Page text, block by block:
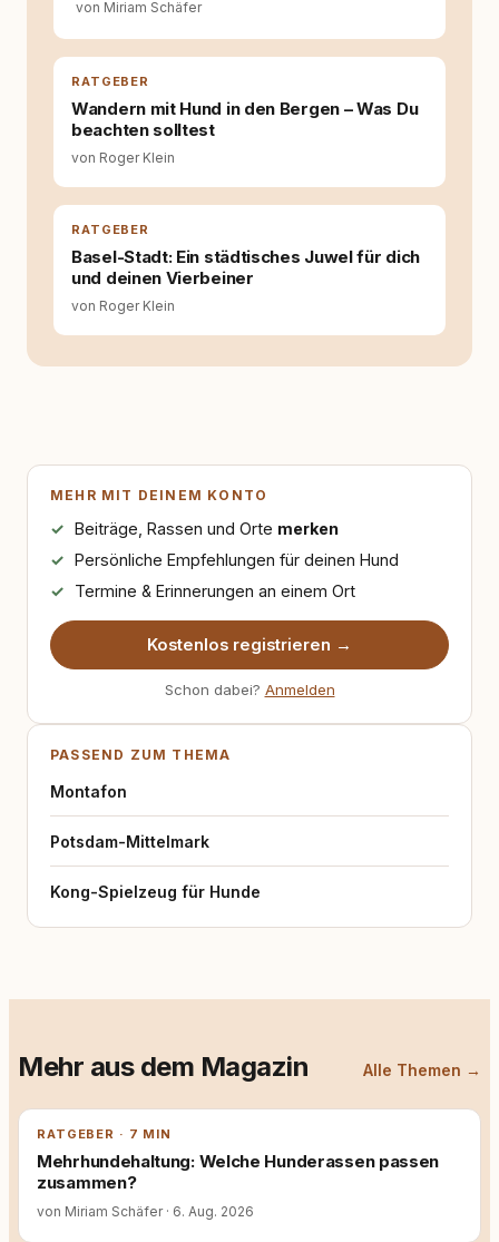
von Miriam Schäfer
RATGEBER
Wandern mit Hund in den Bergen – Was Du
beachten solltest
von Roger Klein
RATGEBER
Basel-Stadt: Ein städtisches Juwel für dich
und deinen Vierbeiner
von Roger Klein
MEHR MIT DEINEM KONTO
Beiträge, Rassen und Orte merken
Persönliche Empfehlungen für deinen Hund
Termine & Erinnerungen an einem Ort
Kostenlos registrieren →
Schon dabei? Anmelden
PASSEND ZUM THEMA
Montafon
Potsdam-Mittelmark
Kong-Spielzeug für Hunde
Mehr aus dem Magazin Alle Themen →
RATGEBER · 7 MIN
Mehrhundehaltung: Welche Hunderassen passen
zusammen?
von Miriam Schäfer · 6. Aug. 2026